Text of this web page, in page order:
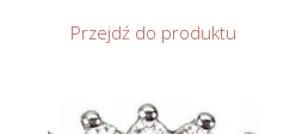
Przejdź do produktu